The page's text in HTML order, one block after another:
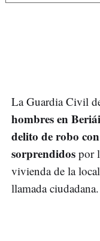
La Guardia Civil
hombres en
delito de robo
sorprendidos por
vivienda de la
llamada ciudadana.